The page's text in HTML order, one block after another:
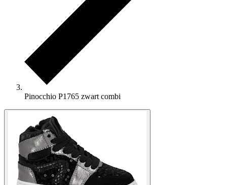
Pinocchio P1765 zwart combi